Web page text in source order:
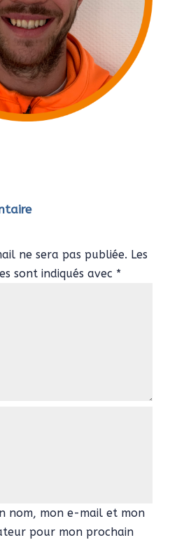
ne sera pas publiée. Les
sont indiqués avec *
nom, mon e-mail et mon
pour mon prochain